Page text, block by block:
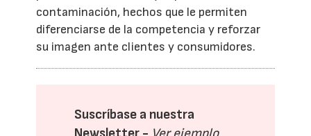
contaminación, hechos que le permiten
diferenciarse de la competencia y reforzar
su imagen ante clientes y consumidores.
Suscríbase a nuestra